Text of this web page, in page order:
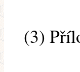
(3)